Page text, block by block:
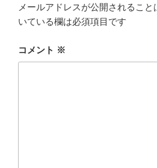
メールアドレスが公開されること
いている欄は必須項目です
コメント ※